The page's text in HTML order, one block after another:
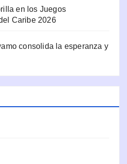
en los Juegos
Caribe 2026
consolida la esperanza y